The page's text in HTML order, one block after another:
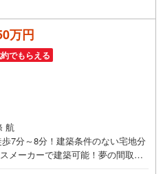
万円
でもらえる
航
7分～8分！建築条件のない宅地分
メーカーで建築可能！夢の間取り